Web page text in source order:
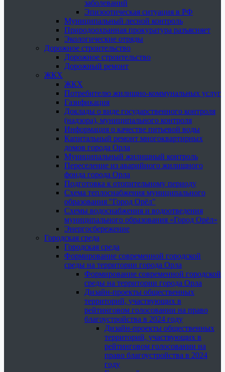
заболеваний
Эпизоотическая ситуация в РФ
Муниципальный лесной контроль
Природоохранная прокуратура разъясняет
Экологические отряды
Дорожное строительство
Дорожное строительство
Дорожный ремонт
ЖКХ
ЖКХ
Потребителю жилищно-коммунальных услуг
Газификация
Доклады о виде государственного контроля
(надзора), муниципального контроля
Информация о качестве питьевой воды
Капитальный ремонт многоквартирных
домов города Орла
Муниципальный жилищный контроль
Переселение из аварийного жилищного
фонда города Орла
Подготовка к отопительному периоду
Схема теплоснабжения муниципального
образования "Город Орёл"
Схемы водоснабжения и водоотведения
муниципального образования «Город Орёл»
Энергосбережение
Городская среда
Городская среда
Формирование современной городской
среды на территории города Орла
Формирование современной городской
среды на территории города Орла
Дизайн-проекты общественных
территорий, участвующих в
рейтинговом голосовании на право
благоустройства в 2024 году
Дизайн-проекты общественных
территорий, участвующих в
рейтинговом голосовании на
право благоустройства в 2024
году